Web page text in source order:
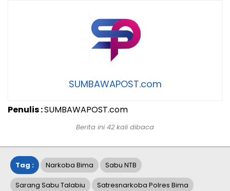
SUMBAWAPOST.com
Penulis :SUMBAWAPOST.com
Berita ini 42 kali dibaca
Tag : Narkoba Bima Sabu NTB
Sarang Sabu Talabiu Satresnarkoba Polres Bima